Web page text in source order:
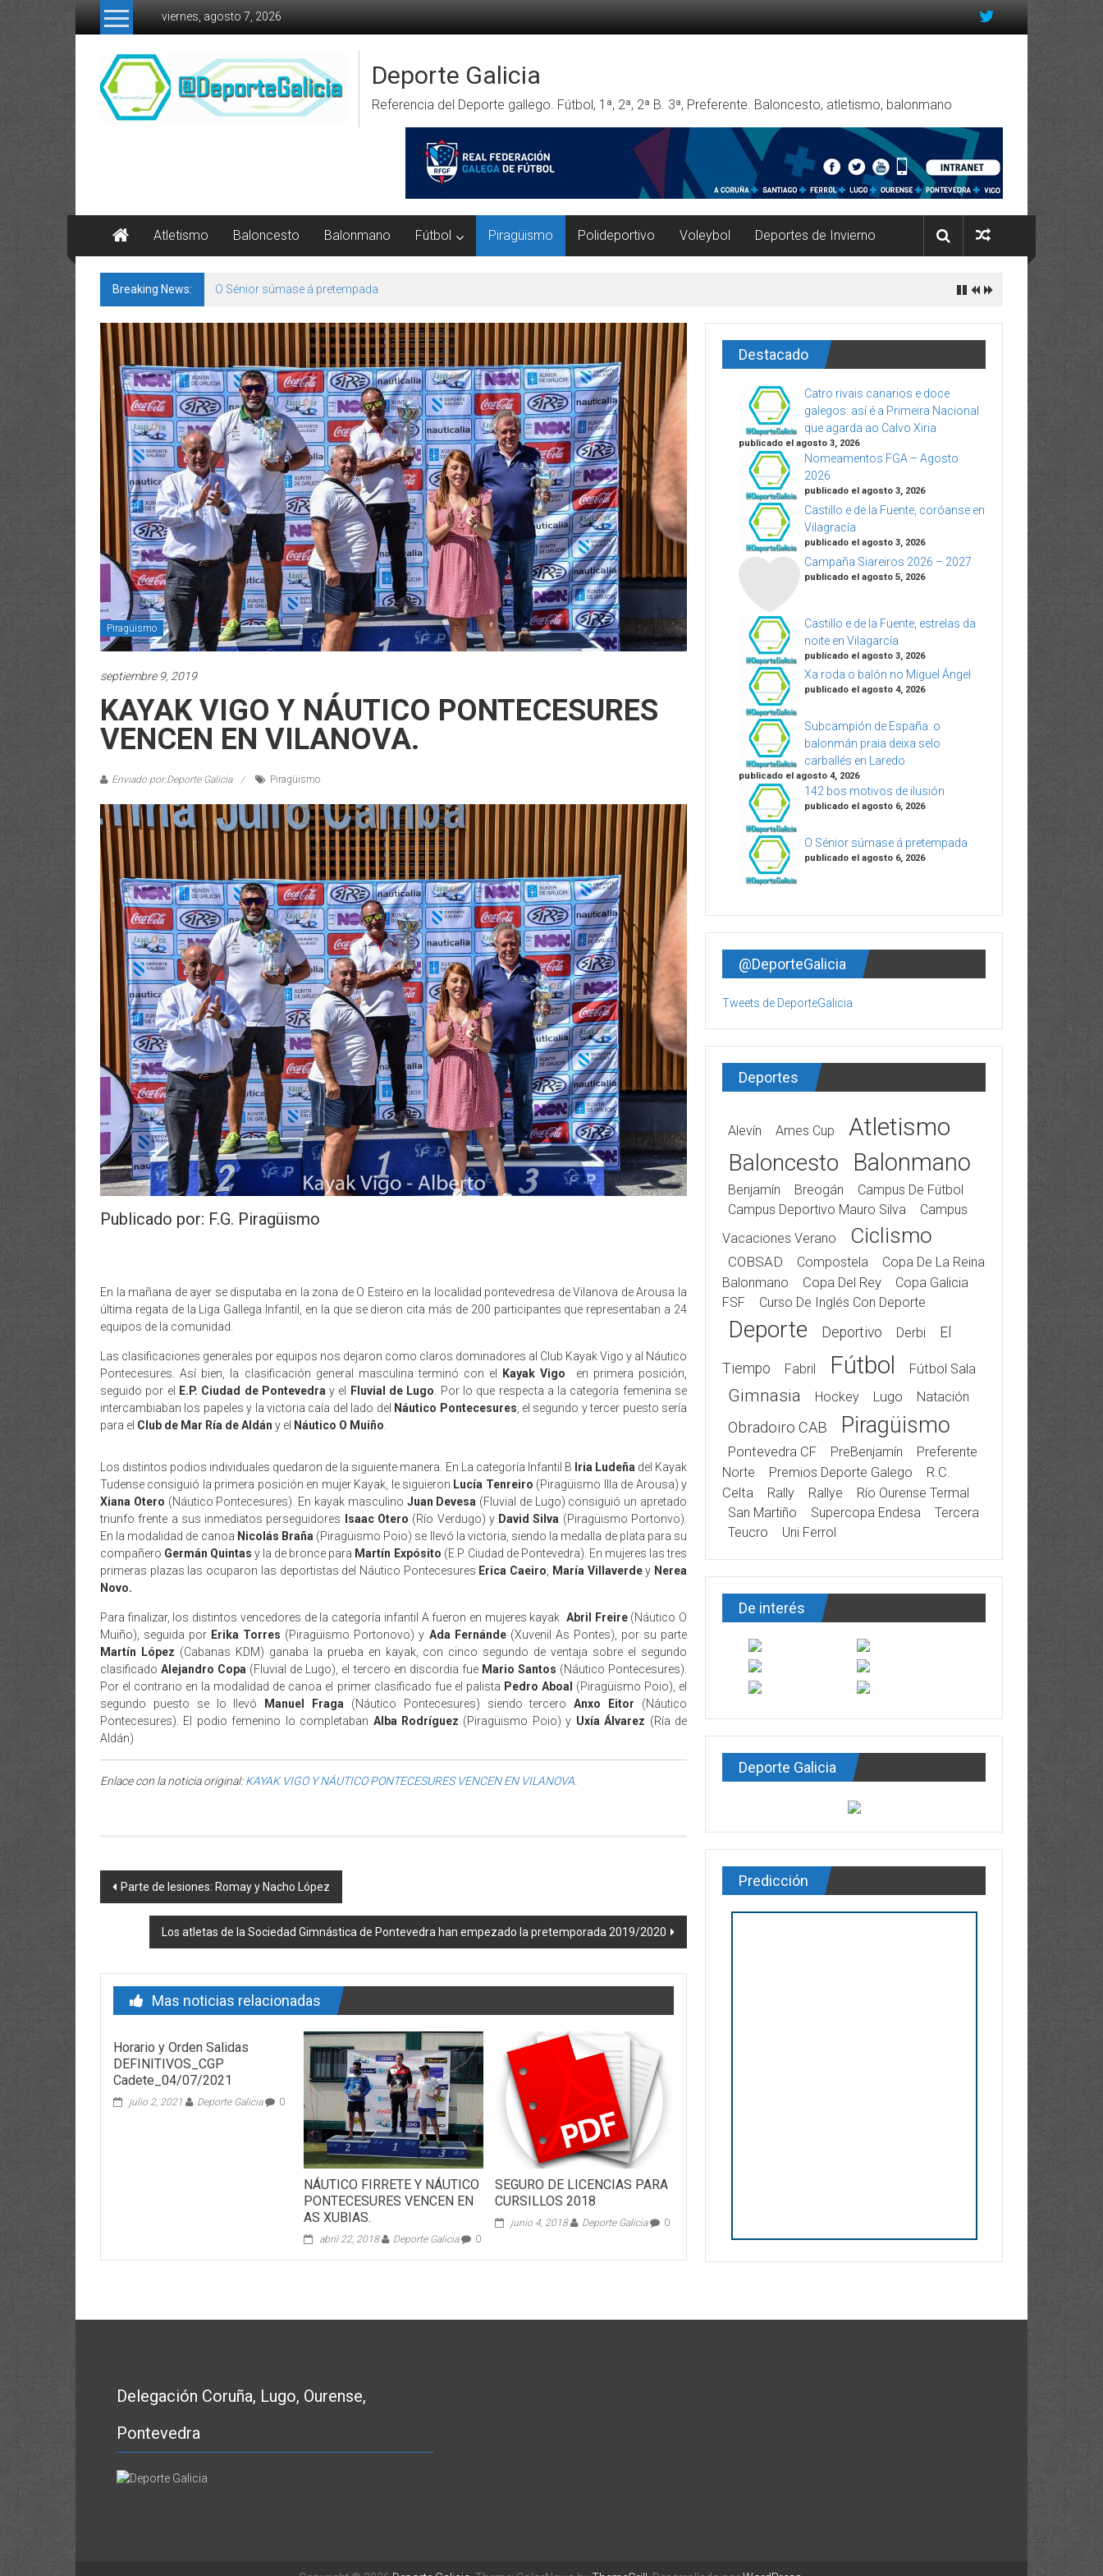
Skip to content
viernes, agosto 7, 2026
Deporte Galicia
Referencia del Deporte gallego. Fútbol, 1ª, 2ª, 2ª B. 3ª, Preferente. Baloncesto, atletismo, balonmano
Atletismo Baloncesto Balonmano Fútbol Piragüismo Polideportivo Voleybol Deportes de Invierno
Breaking News: 142 bos motivos de ilusión
Piragüismo
septiembre 9, 2019
KAYAK VIGO Y NÁUTICO PONTECESURES
VENCEN EN VILANOVA.
Enviado por:Deporte Galicia Piragüismo
Publicado por: F.G. Piragüismo
En la mañana de ayer se disputaba en la zona de O Esteiro en la localidad pontevedresa de Vilanova de Arousa la
última regata de la Liga Gallega Infantil, en la que se dieron cita más de 200 participantes que representaban a 24
equipos de la comunidad.
Las clasificaciones generales por equipos nos dejaron como claros dominadores al Club Kayak Vigo y al Náutico
Pontecesures. Así bien, la clasificación general masculina terminó con el Kayak Vigo
en primera posición,
seguido por el E.P. Ciudad de Pontevedra y el Fluvial de Lugo . Por lo que respecta a la categoría femenina se
intercambiaban los papeles y la victoria caía del lado del Náutico Pontecesures , el segundo y tercer puesto sería
para el Club de Mar Ría de Aldán y el Náutico O Muiño
Los distintos podios individuales quedaron de la siguiente manera. En La categoría Infantil B Iria Ludeña del Kayak
Tudense consiguió la primera posición en mujer Kayak, le siguieron Lucía Tenreiro (Piragüismo Illa de Arousa) y
Xiana Otero (Náutico Pontecesures). En kayak masculino Juan Devesa (Fluvial de Lugo) consiguió un apretado
triunfo frente a sus inmediatos perseguidores Isaac Otero (Río Verdugo) y David Silva (Piragüismo Portonvo).
En la modalidad de canoa Nicolás Braña (Piragüismo Poio) se llevó la victoria, siendo la medalla de plata para su
compañero Germán Quintas y la de bronce para Martín Expósito (E.P. Ciudad de Pontevedra). En mujeres las tres
primeras plazas las ocuparon las deportistas del Náutico Pontecesures Erica Caeiro María Villaverdey Nerea
Novo.
Para finalizar, los distintos vencedores de la categoría infantil A fueron en mujeres kayak Abril Freire(Náutico O
Muiño), seguida por Erika Torres (Piragüismo Portonovo) y Ada Fernánde (Xuvenil As Pontes), por su parte
Martín López (Cabanas KDM) ganaba la prueba en kayak, con cinco segundo de ventaja sobre el segundo
clasificadoAlejandro Copa (Fluvial de Lugo), el tercero en discordia fue Mario Santos (Náutico Pontecesures).
Por el contrario en la modalidad de canoa el primer clasificado fue el palista Pedro Aboal (Piragüismo Poio), el
segundo puesto se lo llevó Manuel Fraga (Náutico Pontecesures) siendo terceroAnxo Eitor (Náutico
Pontecesures). El podio femenino lo completaban Alba Rodríguez (Piragüismo Poio) y Uxía Álvarez (Ría de
Aldán)
Enlace con la noticia original:KAYAK VIGO Y NÁUTICO PONTECESURES VENCEN EN VILANOVA.
Post navigation
Parte de lesiones: Romay y Nacho López
Los atletas de la Sociedad Gimnástica de Pontevedra han empezado la pretemporada 2019/2020
Mas noticias relacionadas
Horario y Orden Salidas
DEFINITIVOS_CGP
Cadete_04/07/2021
julio 2, 2021 Deporte Galicia 0
NÁUTICO FIRRETE Y NÁUTICO
PONTECESURES VENCEN EN
AS XUBIAS.
abril 22, 2018 Deporte Galicia 0
SEGURO DE LICENCIAS PARA
CURSILLOS 2018
junio 4, 2018 Deporte Galicia 0
Destacado
Catro rivais canarios e doce
galegos: así é a Primeira Nacional
que agarda ao Calvo Xiria
publicado el agosto 3, 2026
Nomeamentos FGA – Agosto
2026
publicado el agosto 3, 2026
Castillo e de la Fuente, coróanse en
Vilagracía
publicado el agosto 3, 2026
Campaña Siareiros 2026 – 2027
publicado el agosto 5, 2026
Castillo e de la Fuente, estrelas da
noite en Vilagarcía
publicado el agosto 3, 2026
Xa roda o balón no Miguel Ángel
publicado el agosto 4, 2026
Subcampión de España: o
balonmán praia deixa selo
carballés en Laredo
publicado el agosto 4, 2026
142 bos motivos de ilusión
publicado el agosto 6, 2026
O Sénior súmase á pretempada
publicado el agosto 6, 2026
@DeporteGalicia
Tweets de DeporteGalicia
Deportes
Alevín Ames Cup Atletismo
Baloncesto Balonmano
Benjamín Breogán
Campus De Fútbol
Campus Deportivo Mauro Silva
Campus
Vacaciones Verano
Ciclismo
COBSAD Compostela
Copa De La Reina
Balonmano
Copa Del Rey
Copa Galicia
FSF
Curso De Inglés Con Deporte
Deporte Deportivo Derbi El
Tiempo Fabril Fútbol Fútbol Sala
Gimnasia Hockey Lugo Natación
Obradoiro CAB Piragüismo
Pontevedra CF PreBenjamín
Preferente
Norte
Premios Deporte Galego
R.C.
Celta
Rally Rallye
Río Ourense Termal
San Martiño
Supercopa Endesa
Tercera
Teucro
Uni Ferrol
De interés
Deporte Galicia
Predicción
Delegación Coruña, Lugo, Ourense,
Pontevedra